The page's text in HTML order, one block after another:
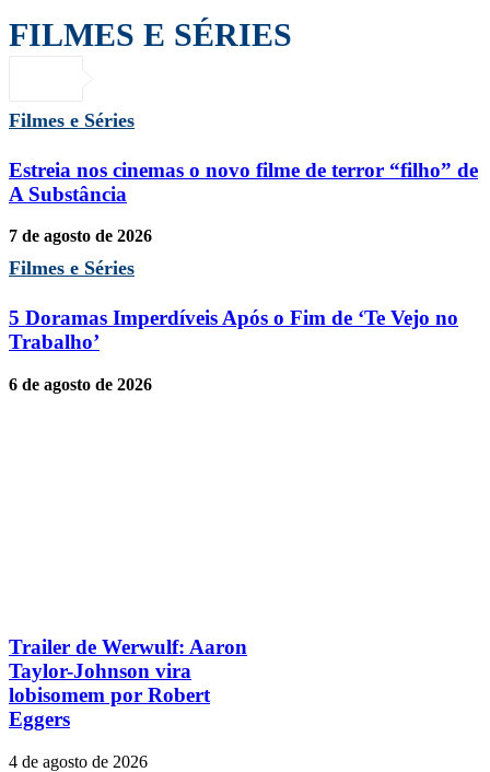
FILMES E SÉRIES
Filmes e Séries
Estreia nos cinemas o novo filme de terror “filho” de
A Substância
7 de agosto de 2026
Filmes e Séries
5 Doramas Imperdíveis Após o Fim de ‘Te Vejo no
Trabalho’
6 de agosto de 2026
Trailer de Werwulf: Aaron
Taylor-Johnson vira
lobisomem por Robert
Eggers
4 de agosto de 2026